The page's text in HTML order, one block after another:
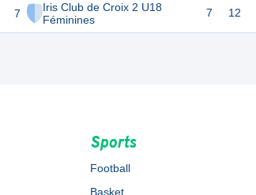
7
Iris Club de Croix 2 U18
Féminines
7 12
Sports
Football
Basket